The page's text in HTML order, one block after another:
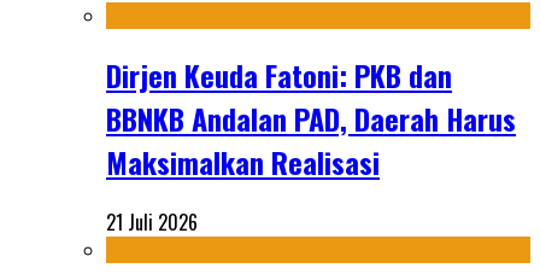
Dirjen Keuda Fatoni: PKB dan
BBNKB Andalan PAD, Daerah Harus
Maksimalkan Realisasi
21 Juli 2026